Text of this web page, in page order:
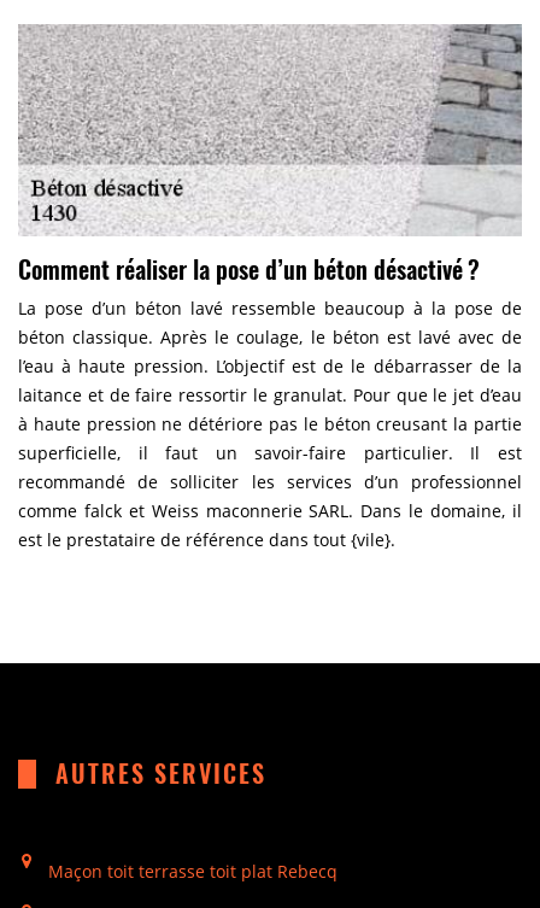
Comment réaliser la pose d’un béton désactivé ?
La pose d’un béton lavé ressemble beaucoup à la pose de
béton classique. Après le coulage, le béton est lavé avec de
l’eau à haute pression. L’objectif est de le débarrasser de la
laitance et de faire ressortir le granulat. Pour que le jet d’eau
à haute pression ne détériore pas le béton creusant la partie
superficielle, il faut un savoir-faire particulier. Il est
recommandé de solliciter les services d’un professionnel
comme falck et Weiss maconnerie SARL. Dans le domaine, il
est le prestataire de référence dans tout {vile}.
AUTRES SERVICES
Maçon toit terrasse toit plat Rebecq